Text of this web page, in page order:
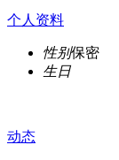
个人资料
性别保密
生日
动态